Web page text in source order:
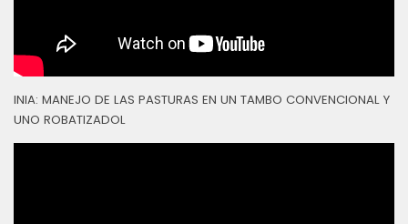
INIA: MANEJO DE LAS PASTURAS EN UN TAMBO CONVENCIONAL Y
UNO ROBATIZADOL